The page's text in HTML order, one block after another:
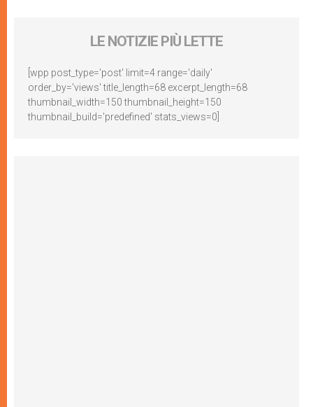
LE NOTIZIE PIÙ LETTE
[wpp post_type='post' limit=4 range='daily'
order_by='views' title_length=68 excerpt_length=68
thumbnail_width=150 thumbnail_height=150
thumbnail_build='predefined' stats_views=0]